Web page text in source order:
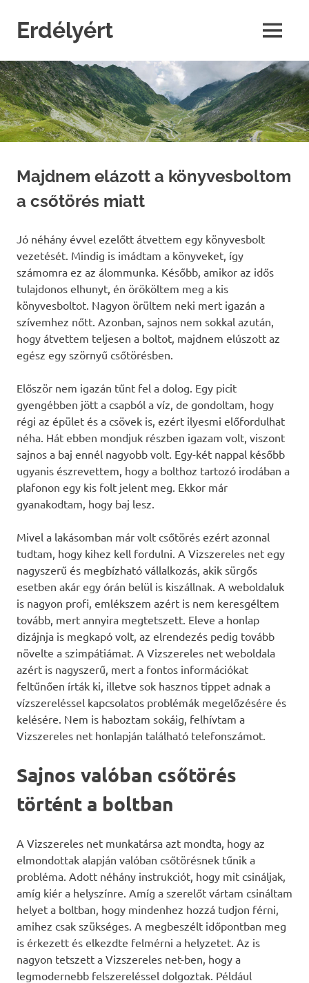
contentErdélyért MENU
Majdnem elázott a könyvesboltom
a csőtörés miatt
Jó néhány évvel ezelőtt átvettem egy könyvesbolt
vezetését. Mindig is imádtam a könyveket, így
számomra ez az álommunka. Később, amikor az idős
tulajdonos elhunyt, én örököltem meg a kis
könyvesboltot. Nagyon örültem neki mert igazán a
szívemhez nőtt. Azonban, sajnos nem sokkal azután,
hogy átvettem teljesen a boltot, majdnem elúszott az
egész egy szörnyű csőtörésben.
Először nem igazán tűnt fel a dolog. Egy picit
gyengébben jött a csapból a víz, de gondoltam, hogy
régi az épület és a csövek is, ezért ilyesmi előfordulhat
néha. Hát ebben mondjuk részben igazam volt, viszont
sajnos a baj ennél nagyobb volt. Egy-két nappal később
ugyanis észrevettem, hogy a bolthoz tartozó irodában a
plafonon egy kis folt jelent meg. Ekkor már
gyanakodtam, hogy baj lesz.
Mivel a lakásomban már volt csőtörés ezért azonnal
tudtam, hogy kihez kell fordulni. A Vizszereles net egy
nagyszerű és megbízható vállalkozás, akik sürgős
esetben akár egy órán belül is kiszállnak. A weboldaluk
is nagyon profi, emlékszem azért is nem keresgéltem
tovább, mert annyira megtetszett. Eleve a honlap
dizájnja is megkapó volt, az elrendezés pedig tovább
növelte a szimpátiámat. A Vizszereles net weboldala
azért is nagyszerű, mert a fontos információkat
feltűnően írták ki, illetve sok hasznos tippet adnak a
vízszereléssel kapcsolatos problémák megelőzésére és
kelésére. Nem is haboztam sokáig, felhívtam a
Vizszereles net honlapján található telefonszámot.
Sajnos valóban csőtörés
történt a boltban
A Vizszereles net munkatársa azt mondta, hogy az
elmondottak alapján valóban csőtörésnek tűnik a
probléma. Adott néhány instrukciót, hogy mit csináljak,
amíg kiér a helyszínre. Amíg a szerelőt vártam csináltam
helyet a boltban, hogy mindenhez hozzá tudjon férni,
amihez csak szükséges. A megbeszélt időpontban meg
is érkezett és elkezdte felmérni a helyzetet. Az is
nagyon tetszett a Vizszereles net-ben, hogy a
legmodernebb felszereléssel dolgoztak. Például